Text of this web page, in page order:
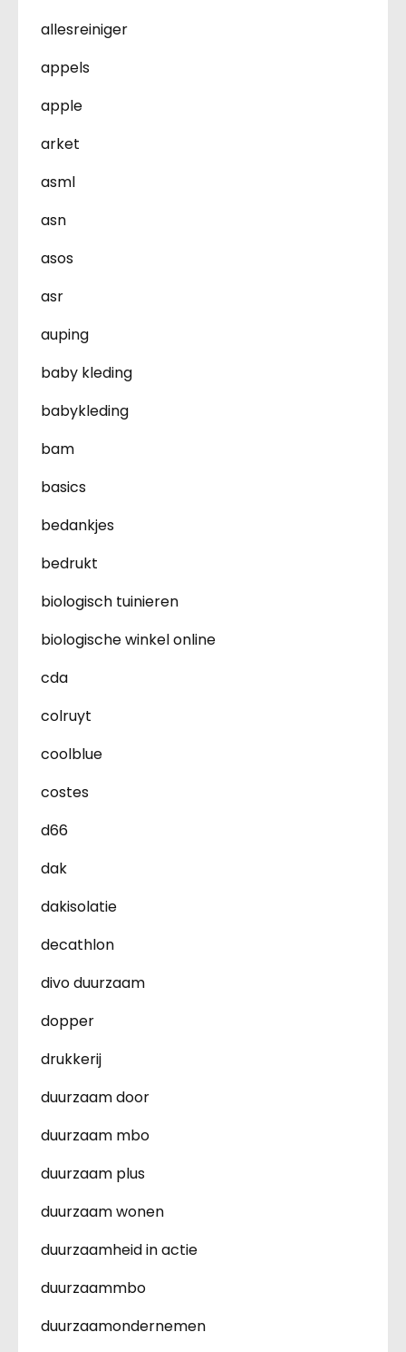
allesreiniger
appels
apple
arket
asml
asn
asos
asr
auping
baby kleding
babykleding
bam
basics
bedankjes
bedrukt
biologisch tuinieren
biologische winkel online
cda
colruyt
coolblue
costes
d66
dak
dakisolatie
decathlon
divo duurzaam
dopper
drukkerij
duurzaam door
duurzaam mbo
duurzaam plus
duurzaam wonen
duurzaamheid in actie
duurzaammbo
duurzaamondernemen